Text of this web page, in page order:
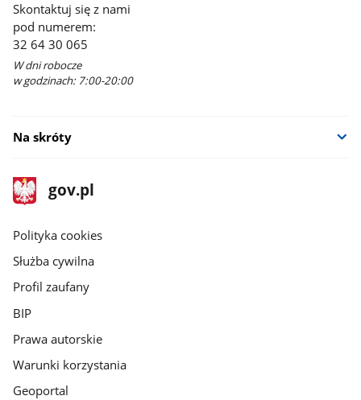
Skontaktuj się z nami
pod numerem:
32 64 30 065
W dni robocze
w godzinach: 7:00-20:00
Na skróty
stopka
gov.pl
Strona
gov.pl
gov.pl
Polityka cookies
Służba cywilna
Profil zaufany
BIP
Prawa autorskie
Warunki korzystania
Geoportal